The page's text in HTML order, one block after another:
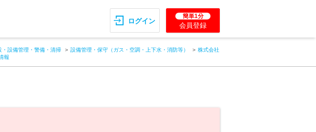
ログイン
簡単1分
会員登録
・設備管理・警備・清掃 設備管理・保守（ガス・空調・上下水・消防等）
株式会社
報